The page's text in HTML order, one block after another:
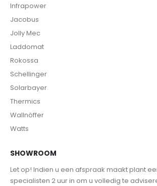
Infrapower
Jacobus
Jolly Mec
Laddomat
Rokossa
Schellinger
Solarbayer
Thermics
Wallnöffer
Watts
SHOWROOM
Let op! Indien u een afspraak maakt plant
specialisten 2 uur in om u volledig te